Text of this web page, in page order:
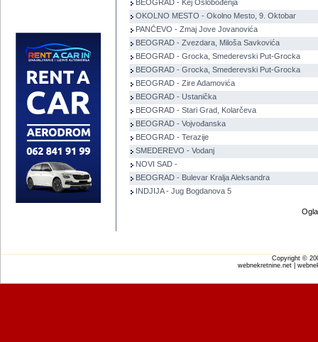
BEOGRAD - Kej Oslobođenja
OKOLNO MESTO - Okolno Mesto, 9. Oktobar
PANČEVO - Zmaj Jove Jovanovića
BEOGRAD - Zvezdara, Miloša Savkovića
BEOGRAD - Grocka, Smederevski Put-Grocka
BEOGRAD - Grocka, Smederevski Put-Grocka
BEOGRAD - Zire Adamovića
BEOGRAD - Ustanička
BEOGRAD - Stari Grad, Kolarčeva
BEOGRAD - Vojvođanska
BEOGRAD - Terazije
SMEDEREVO - Vodanj
NOVI SAD -
BEOGRAD - Bulevar Kralja Aleksandra
INDJIJA - Jug Bogdanova 5
Copyright ©
webnekretnine.net |